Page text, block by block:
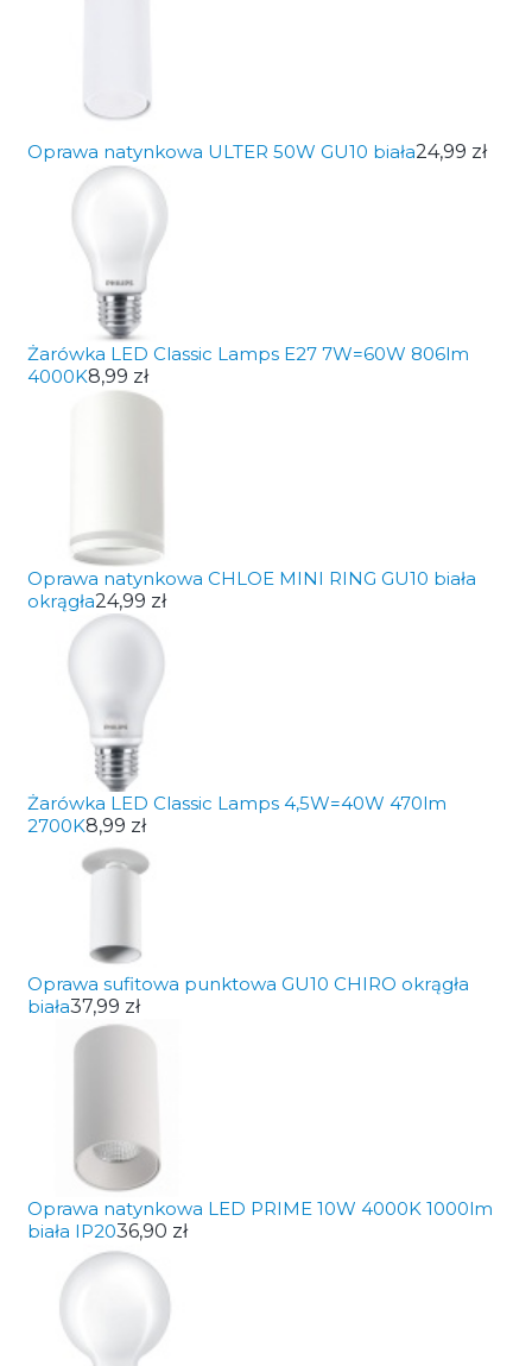
Oprawa natynkowa ULTER 50W GU10 biała24,99 zł
Żarówka LED Classic Lamps E27 7W=60W 806lm
4000K8,99 zł
Oprawa natynkowa CHLOE MINI RING GU10 biała
okrągła24,99 zł
Żarówka LED Classic Lamps 4,5W=40W 470lm
2700K8,99 zł
Oprawa sufitowa punktowa GU10 CHIRO okrągła
biała37,99 zł
Oprawa natynkowa LED PRIME 10W 4000K 1000lm
biała IP2036,90 zł